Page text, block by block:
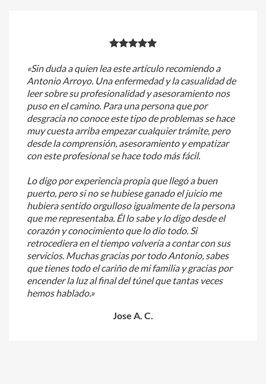
«Sin duda a quien lea este artículo recomiendo a
Antonio Arroyo. Una enfermedad y la casualidad de
leer sobre su profesionalidad y asesoramiento nos
puso en el camino. Para una persona que por
desgracia no conoce este tipo de problemas se hace
muy cuesta arriba empezar cualquier trámite, pero
desde la comprensión, asesoramiento y empatizar
con este profesional se hace todo más fácil.
Lo digo por experiencia propia que llegó a buen
puerto, pero si no se hubiese ganado el juicio me
hubiera sentido orgulloso igualmente de la persona
que me representaba. Él lo sabe y lo digo desde el
corazón y conocimiento que lo dio todo. Si
retrocediera en el tiempo volvería a contar con sus
servicios. Muchas gracias por todo Antonio, sabes
que tienes todo el cariño de mi familia y gracias por
encender la luz al final del túnel que tantas veces
hemos hablado.»
Jose A. C.